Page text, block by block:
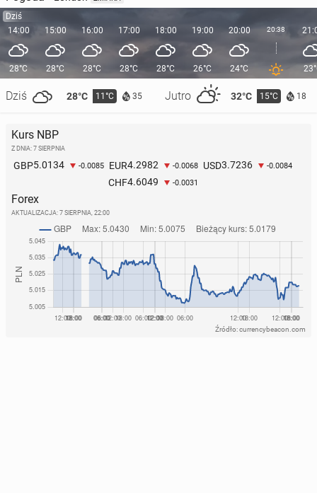
Dziś
14:00
28°C
Dziś 28°C 11°C 35 Jutro 32°C 15°C 18
15:00
28°C
16:00
28°C
17:00
28°C
18:00
28°C
19:00
26°C
20:00
24°C
20:38
Kurs NBP
Z DNIA: 7 SIERPNIA
GBP5.0134 -0.0085 EUR4.2982 -0.0068 USD3.7236 -0.0084
CHF4.6049 -0.0031
Forex
AKTUALIZACJA: 7 SIERPNIA, 22:00
Źródło: currencybeacon.com